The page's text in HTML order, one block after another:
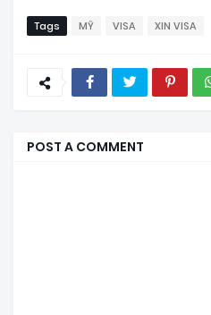
Tags MỸ VISA XIN VISA
POST A COMMENT